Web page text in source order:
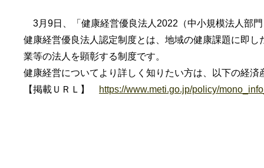
3月9日、「健康経営優良法人2022（中小規模法人部
健康経営優良法人認定制度とは、地域の健康課題に即
業等の法人を顕彰する制度です。
健康経営についてより詳しく知りたい方は、以下の経
【掲載ＵＲＬ】
https://www.meti.go.jp/policy/